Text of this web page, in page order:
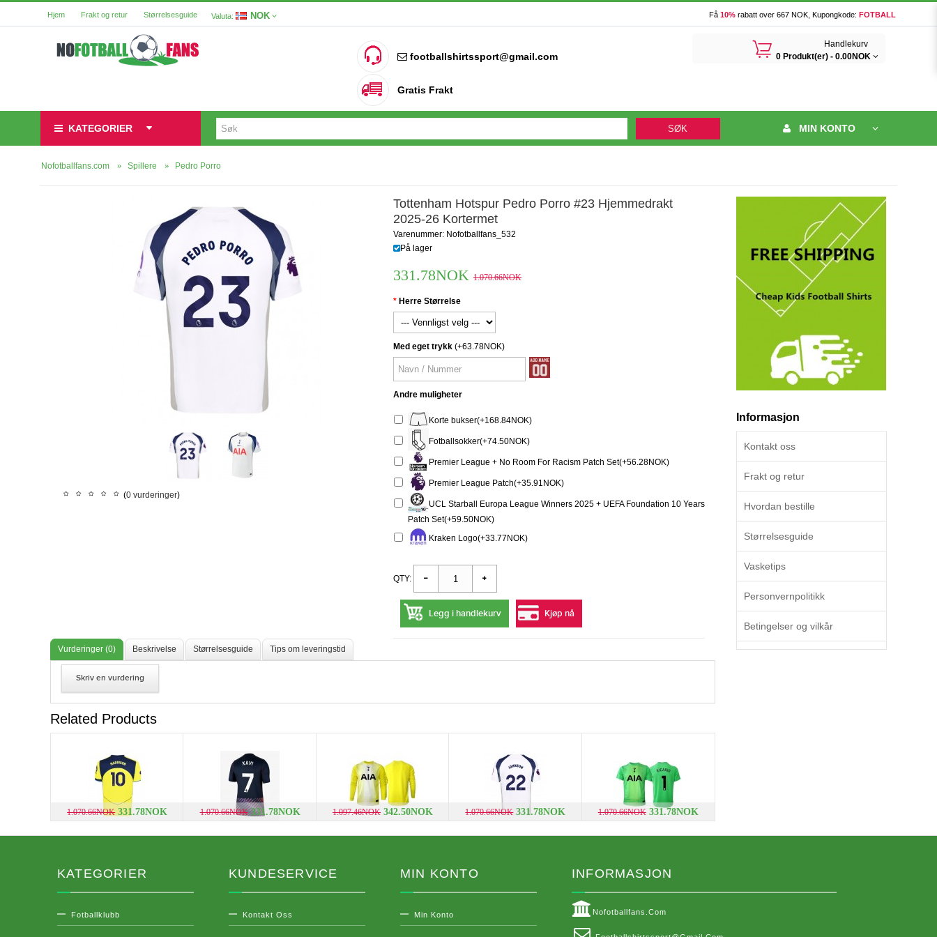
Hjem Frakt og retur Størrelsesguide Valuta: NOK Få 10% rabatt over 667 NOK, Kupongkode: FOTBALL
footballshirtssport@gmail.com
Gratis Frakt
󰃦
Handlekurv
0 Produkt(er) - 0.00NOK
KATEGORIER SØK MIN KONTO
Nofotballfans.com Spillere Pedro Porro
(0 vurderinger)
Tottenham Hotspur Pedro Porro #23 Hjemmedrakt
2025-26 Kortermet
Varenummer: Nofotballfans_532
På lager
331.78NOK 1.070.66NOK
Herre Størrelse
Med eget trykk (+63.78NOK)
Andre muligheter
Korte bukser(+168.84NOK)
Fotballsokker(+74.50NOK)
Premier League + No Room For Racism Patch Set(+56.28NOK)
Premier League Patch(+35.91NOK)
UCL Starball Europa League Winners 2025 + UEFA Foundation 10 Years
Patch Set(+59.50NOK)
Kraken Logo(+33.77NOK)
QTY:
Legg i handlekurv Kjøp nå
Vurderinger (0) Beskrivelse Størrelsesguide Tips om leveringstid
Skriv en vurdering
Related Products
1.070.66NOK 331.78NOK 1.070.66NOK 331.78NOK 1.097.46NOK 342.50NOK 1.070.66NOK 331.78NOK 1.070.66NOK 331.78NOK
Informasjon
Kontakt oss
Frakt og retur
Hvordan bestille
Størrelsesguide
Vasketips
Personvernpolitikk
Betingelser og vilkår
KATEGORIER
Fotballklubb
KUNDESERVICE
Kontakt Oss
MIN KONTO
Min Konto
INFORMASJON
Nofotballfans.com